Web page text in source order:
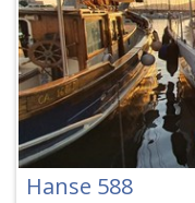
Hanse 588